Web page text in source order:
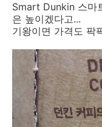
Smart Dunkin 스마
은 높이겠다고...
기왕이면 가격도 팍